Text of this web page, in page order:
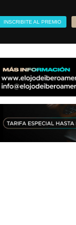
INSCRIBITE AL PREMIO